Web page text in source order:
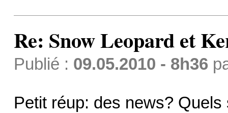
Re: Snow Leopard et
Publié : 09.05.2010 - 8h36
Petit réup: des news?